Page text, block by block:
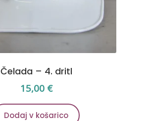
Čelada – 4. dritl
15,00 €
Dodaj v košarico